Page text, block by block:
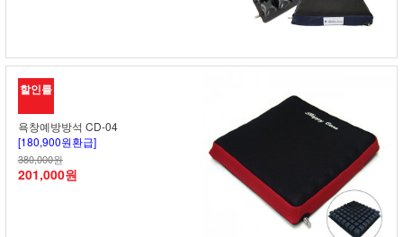
할인률
욕창예방방석 CD-04
[180,900원환급]
380,000원
201,000원